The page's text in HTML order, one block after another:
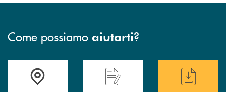
Come possiamo aiutarti?
Trova la filiale più vicina a teHai bisogno di assistenza immediata ?
Hai bisogno di